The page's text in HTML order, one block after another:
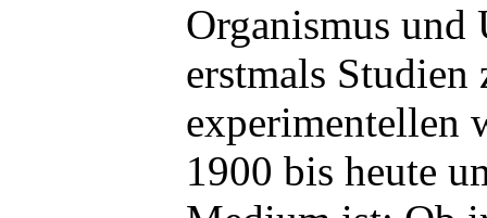
Organismus
erstmals Studien
experimentellen
1900 bis heute